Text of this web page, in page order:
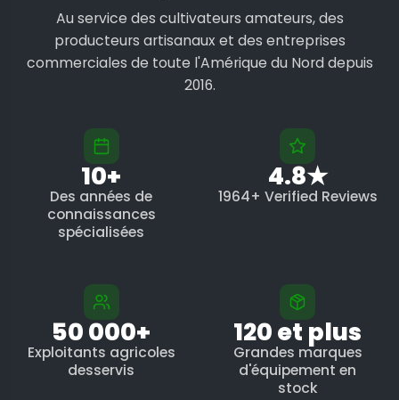
Au service des cultivateurs amateurs, des
producteurs artisanaux et des entreprises
commerciales de toute l'Amérique du Nord depuis
2016.
10+
Des années de
connaissances
spécialisées
4.8★
1964+ Verified Reviews
50 000+
Exploitants agricoles
desservis
120 et plus
Grandes marques
d'équipement en
stock